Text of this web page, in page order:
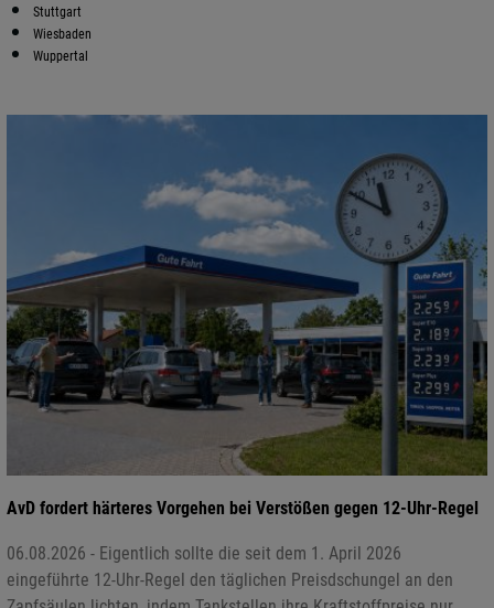
Stuttgart
Wiesbaden
Wuppertal
AvD fordert härteres Vorgehen bei Verstößen gegen 12-Uhr-Regel
06.08.2026 - Eigentlich sollte die seit dem 1. April 2026
eingeführte 12-Uhr-Regel den täglichen Preisdschungel an den